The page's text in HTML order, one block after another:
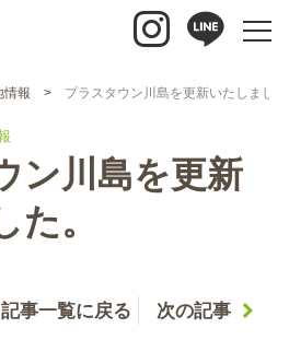
情報 プラスタウン川島を更新いたしまし
ン川島を更新
た。
記事一覧に戻る 次の記事